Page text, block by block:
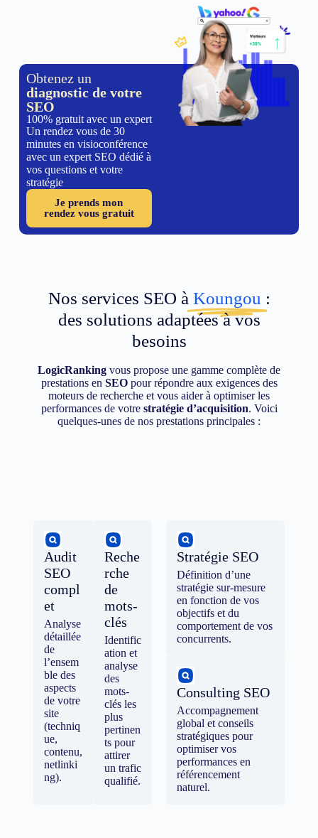
Obtenez un
diagnostic de votre
SEO
100% gratuit avec un expert
Un rendez vous de 30
minutes en visioconférence
avec un expert SEO dédié à
vos questions et votre
stratégie
Je prends mon
rendez vous gratuit
Nos services SEO à Koungou :
des solutions adaptées à vos
besoins
LogicRanking vous propose une gamme complète de
prestations en SEOpour répondre aux exigences des
moteurs de recherche et vous aider à optimiser les
performances de votre stratégie d’acquisition. Voici
quelques-unes de nos prestations principales :
Audit
SEO
compl
et
Analyse
détaillée
de
l’ensem
ble des
aspects
de votre
site
(techniq
ue,
contenu,
netlinki
ng).
Reche
rche
de
mots-
clés
Identific
ation et
analyse
des
mots-
clés les
plus
pertinen
ts pour
attirer
un trafic
qualifié.
Stratégie SEO
Définition d’une
stratégie sur-mesure
en fonction de vos
objectifs et du
comportement de vos
concurrents.
Consulting SEO
Accompagnement
global et conseils
stratégiques pour
optimiser vos
performances en
référencement
naturel.